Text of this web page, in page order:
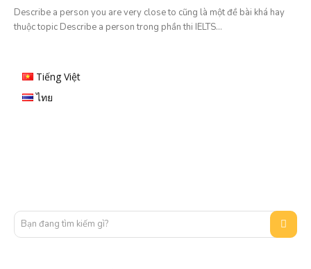
Describe a person you are very close to cũng là một đề bài khá hay
thuộc topic Describe a person trong phần thi IELTS...
Tiếng Việt
ไทย
Bạn đang tìm kiếm gì?